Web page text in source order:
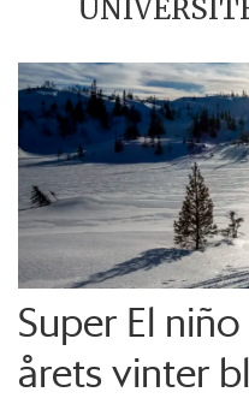
Super El
årets vinter